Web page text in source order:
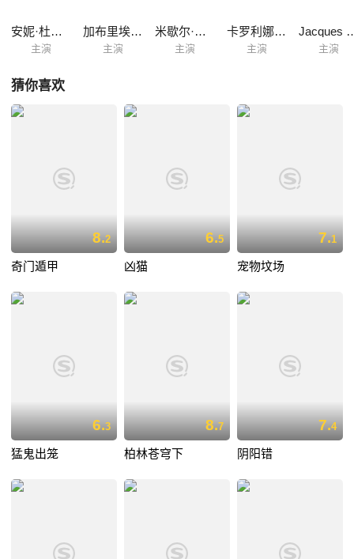
安妮·杜普蕾
主演
加布里埃尔·卡唐
主演
米歇尔·莫雷蒂
主演
卡罗利娜·西奥尔
主演 主演
猜你喜欢
8.2
奇门遁甲
6.5
凶猫
7.1
宠物坟场
6.3
猛鬼出笼
8.7
柏林苍穹下
7.4
阴阳错